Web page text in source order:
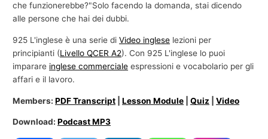
che funzionerebbe?"Solo facendo la domanda, stai dicendo
alle persone che hai dei dubbi.
925 L'inglese è una serie diVideo inglese lezioni per
principianti (Livello QCER A2). Con 925 L'inglese lo puoi
imparare inglese commerciale espressioni e vocabolario per gli
affari e il lavoro.
Members:PDF Transcript |Lesson Module |Quiz |Video
Download:Podcast MP3